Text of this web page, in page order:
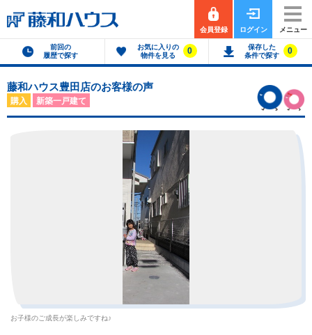
会員登録 ログイン メニュー
前回の
履歴で探す
お気に入りの
物件を見る
0
保存した
条件で探す
0
藤和ハウス豊田店のお客様の声
購入 新築一戸建て
お子様のご成長が楽しみですね♪